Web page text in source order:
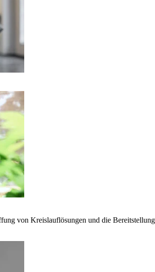
von Kreislauflösungen und die